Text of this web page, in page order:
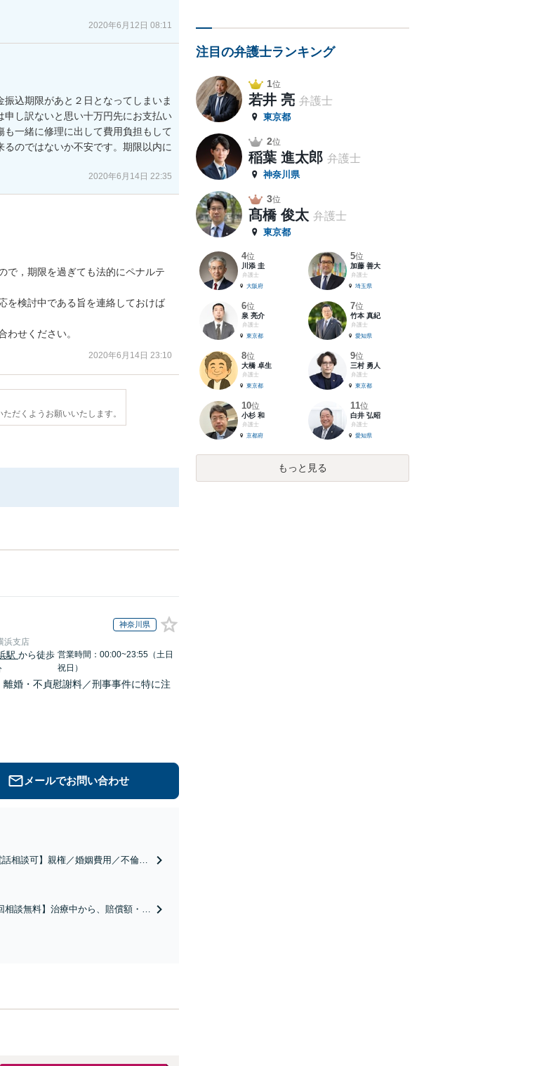
2020年6月12日 08:11
込期限があと２日となってしまいま
申し訳ないと思い十万円先にお支払い
一緒に修理に出して費用負担もして
のではないか不安です。期限以内に
2020年6月14日 22:35
で，期限を過ぎても法的にペナルテ
を検討中である旨を連絡しておけば
わせください。
2020年6月14日 23:10
だくようお願いいたします。
神奈川県
浜支店
駅から徒歩 営業時間：00:00~23:55（土日
祝日）
離婚・不貞慰謝料／刑事事件に特に注
メールでお問い合わせ
話相談可】親権／婚姻費用／不倫慰
談無料】治療中から、賠償額・過
注目の弁護士ランキング
1位
若井 亮 弁護士
東京都
2位
稲葉 進太郎 弁護士
神奈川県
3位
髙橋 俊太 弁護士
東京都
4位
川添 圭
弁護士
大阪府
5位
加藤 善大
弁護士
埼玉県
6位
泉 亮介
弁護士
東京都
7位
竹本 真紀
弁護士
愛知県
8位
大橋 卓生
弁護士
東京都
9位
三村 勇人
弁護士
東京都
10位
小杉 和
弁護士
京都府
11位
白井 弘昭
弁護士
愛知県
もっと見る